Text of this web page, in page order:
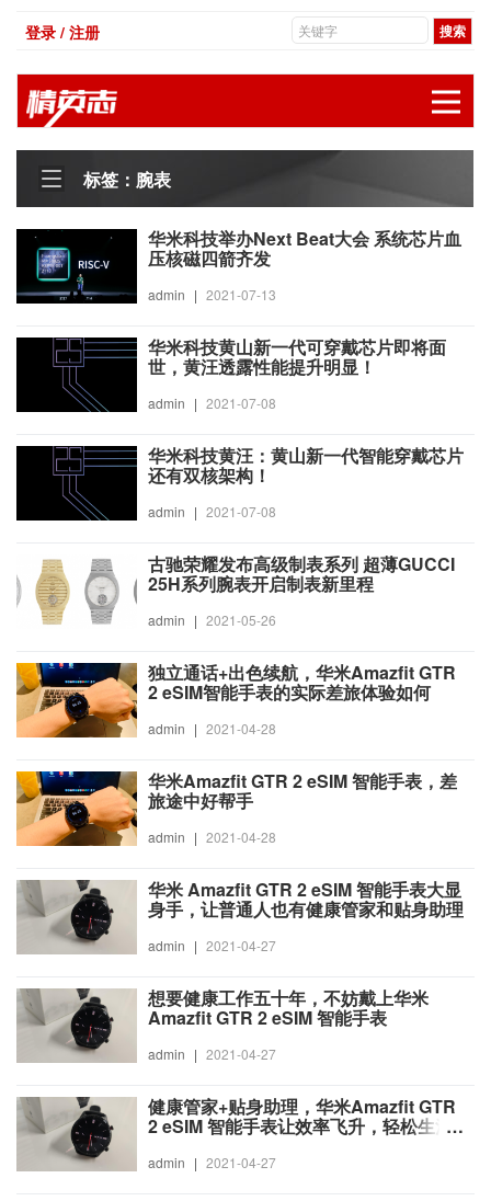
登录 / 注册
标签：腕表
华米科技举办Next Beat大会 系统芯片血
压核磁四箭齐发
admin | 2021-07-13
华米科技黄山新一代可穿戴芯片即将面
世，黄汪透露性能提升明显！
admin | 2021-07-08
华米科技黄汪：黄山新一代智能穿戴芯片
还有双核架构！
admin | 2021-07-08
古驰荣耀发布高级制表系列 超薄GUCCI
25H系列腕表开启制表新里程
admin | 2021-05-26
独立通话+出色续航，华米Amazfit GTR
2 eSIM智能手表的实际差旅体验如何
admin | 2021-04-28
华米Amazfit GTR 2 eSIM 智能手表，差
旅途中好帮手
admin | 2021-04-28
华米 Amazfit GTR 2 eSIM 智能手表大显
身手，让普通人也有健康管家和贴身助理
admin | 2021-04-27
想要健康工作五十年，不妨戴上华米
Amazfit GTR 2 eSIM 智能手表
admin | 2021-04-27
健康管家+贴身助理，华米Amazfit GTR
2 eSIM 智能手表让效率飞升，轻松生活
admin | 2021-04-27